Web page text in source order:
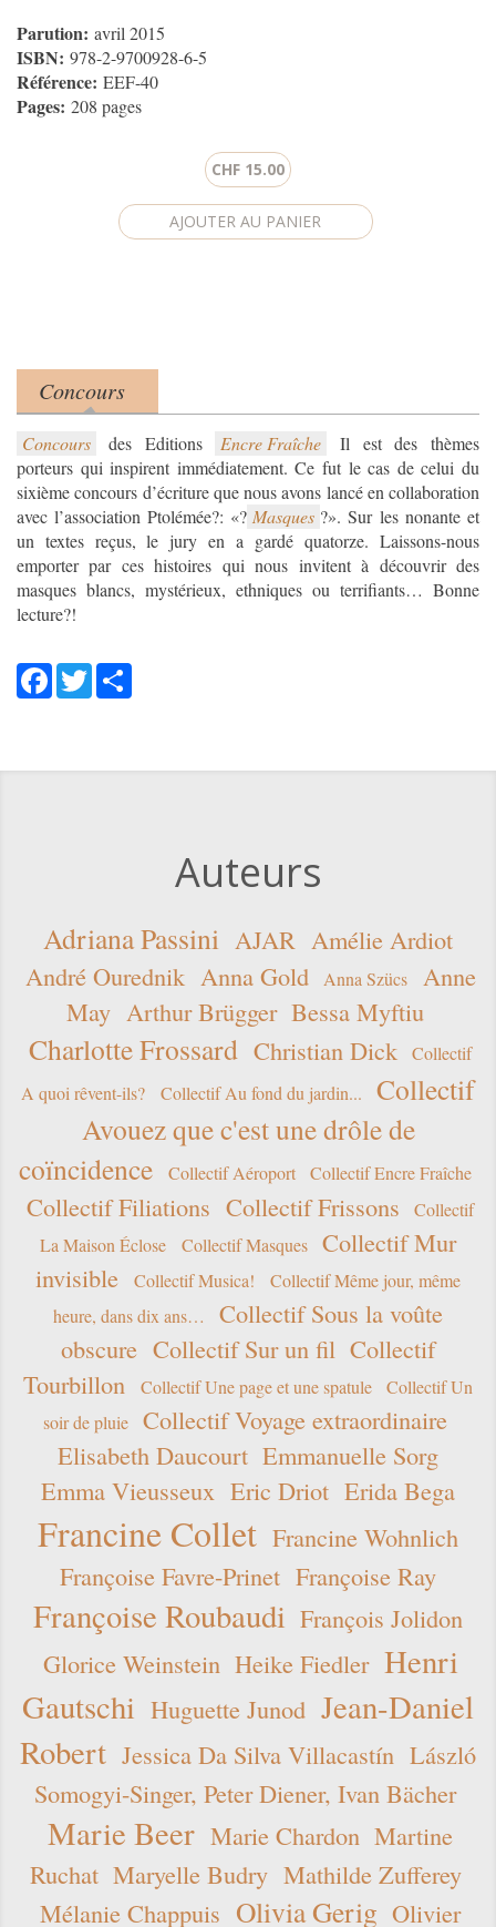
Parution: avril 2015
ISBN: 978-2-9700928-6-5
Référence: EEF-40
Pages: 208 pages
CHF 15.00
Product tabs
Concours
(onglet actif)
Concours des Editions Encre Fraîche
Il est des thèmes
porteurs qui inspirent immédiatement. Ce fut le cas de celui du
sixième concours d’écriture que nous avons lancé en collaboration
avec l’association Ptolémée?: «? Masques ?». Sur les nonante et
un textes reçus, le jury en a gardé quatorze. Laissons-nous
emporter par ces histoires qui nous invitent à découvrir des
masques blancs, mystérieux, ethniques ou terrifiants… Bonne
lecture?!
Facebook
Twitter
Auteurs
Adriana Passini AJAR Amélie Ardiot
André Ourednik Anna Gold Anna Szücs
Anne
May Arthur Brügger Bessa Myftiu
Charlotte Frossard Christian Dick
Collectif
A quoi rêvent-ils?
Collectif Au fond du jardin...
Collectif
Avouez que c'est une drôle de
coïncidence
Collectif Aéroport Collectif Encre Fraîche
Collectif Filiations Collectif Frissons
Collectif
La Maison Éclose
Collectif Masques
Collectif Mur
invisible
Collectif Musica!
Collectif Même jour, même
heure, dans dix ans…
Collectif Sous la voûte
obscure Collectif Sur un fil Collectif
Tourbillon
Collectif Une page et une spatule
Collectif Un
soir de pluie
Collectif Voyage extraordinaire
Elisabeth Daucourt Emmanuelle Sorg
Emma Vieusseux Eric Driot Erida Bega
Francine Collet Francine Wohnlich
Françoise Favre-Prinet Françoise Ray
Françoise Roubaudi François Jolidon
Glorice Weinstein Heike Fiedler Henri
Gautschi Huguette Junod Jean-Daniel
Robert Jessica Da Silva Villacastín László
Somogyi-Singer, Peter Diener, Ivan Bächer
Marie Beer Marie Chardon Martine
Ruchat Maryelle Budry Mathilde Zufferey
Mélanie Chappuis Olivia Gerig Olivier